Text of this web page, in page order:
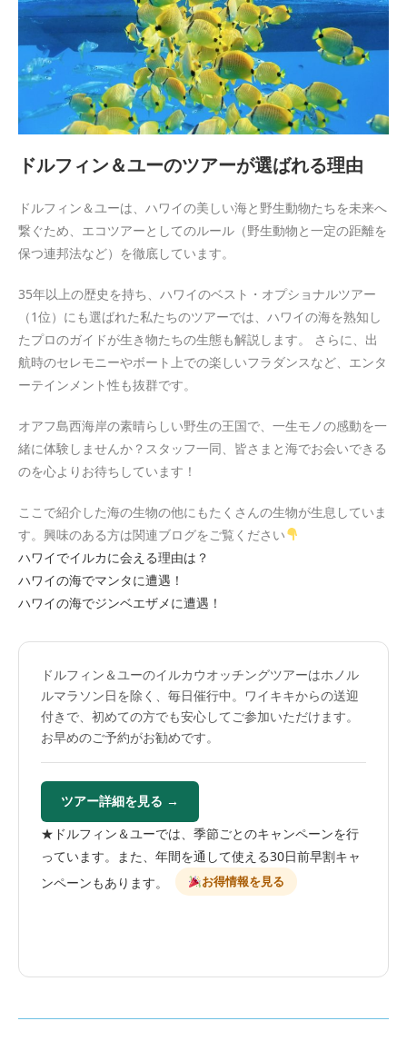
ドルフィン＆ユーのツアーが選ばれる理由
ドルフィン＆ユーは、ハワイの美しい海と野生動物たちを未来へ
繋ぐため、エコツアーとしてのルール（野生動物と一定の距離を
保つ連邦法など）を徹底しています。
35年以上の歴史を持ち、ハワイのベスト・オプショナルツアー
（1位）にも選ばれた私たちのツアーでは、ハワイの海を熟知し
たプロのガイドが生き物たちの生態も解説します。 さらに、出
航時のセレモニーやボート上での楽しいフラダンスなど、エンタ
ーテインメント性も抜群です。
オアフ島西海岸の素晴らしい野生の王国で、一生モノの感動を一
緒に体験しませんか？スタッフ一同、皆さまと海でお会いできる
のを心よりお待ちしています！
ここで紹介した海の生物の他にもたくさんの生物が生息していま
す。興味のある方は関連ブログをご覧ください
ハワイでイルカに会える理由は？
ハワイの海でマンタに遭遇！
ハワイの海でジンベエザメに遭遇！
ドルフィン＆ユーのイルカウオッチングツアーはホノル
ルマラソン日を除く、毎日催行中。ワイキキからの送迎
付きで、初めての方でも安心してご参加いただけます。
お早めのご予約がお勧めです。
ツアー詳細を見る →
★ドルフィン＆ユーでは、季節ごとのキャンペーンを行
っています。また、年間を通して使える30日前早割キャ
ンペーンもあります。
お得情報を見る